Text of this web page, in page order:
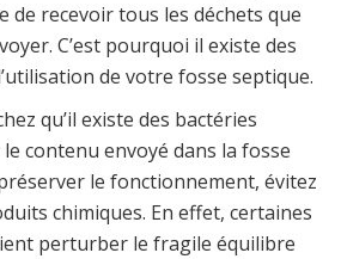
de recevoir tous les déchets que
C’est pourquoi il existe des
de votre fosse septique.
qu’il existe des bactéries
contenu envoyé dans la fosse
le fonctionnement, évitez
chimiques. En effet, certaines
perturber le fragile équilibre